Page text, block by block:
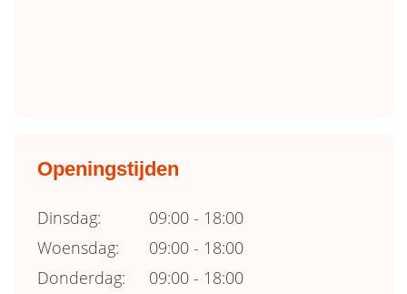
Openingstijden
Dinsdag:
09:00 - 18:00
Woensdag:
09:00 - 18:00
Donderdag:
09:00 - 18:00